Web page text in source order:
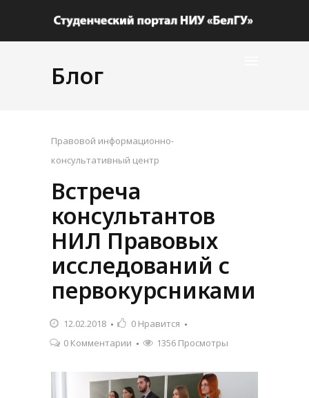
Блог
Правовой информационно-
консультативный центр
Встреча
консультантов
НИЛ Правовых
исследований с
первокурсниками
12.02.2018 0 Нравится
0 Комментарии
1356 Просмотры